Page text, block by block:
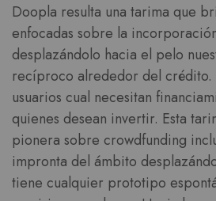
Doopla resulta una tarima que
enfocadas sobre la
desplazándolo hacia el pelo
recíproco alrededor del crédito.
usuarios cual necesitan
quienes desean invertir. Esta
pionera sobre crowdfunding
impronta del ámbito
tiene cualquier prototipo